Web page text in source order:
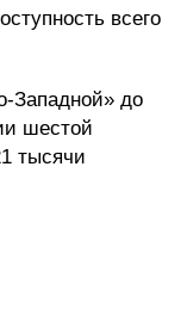
всего
Западной» до
шестой
тысячи